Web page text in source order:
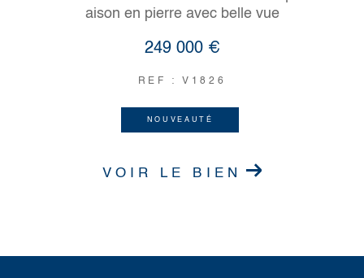
aison en pierre avec belle vue
249 000 €
REF : V1826
NOUVEAUTÉ
VOIR LE BIEN